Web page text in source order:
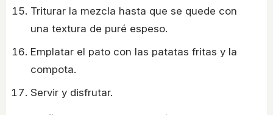
Triturar la mezcla hasta que se quede con
una textura de puré espeso.
Emplatar el pato con las patatas fritas y la
compota.
Servir y disfrutar.